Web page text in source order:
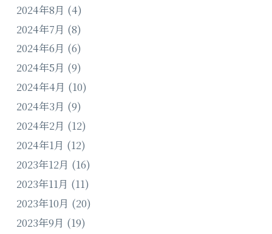
2024年8月 (4)
2024年7月 (8)
2024年6月 (6)
2024年5月 (9)
2024年4月 (10)
2024年3月 (9)
2024年2月 (12)
2024年1月 (12)
2023年12月 (16)
2023年11月 (11)
2023年10月 (20)
2023年9月 (19)